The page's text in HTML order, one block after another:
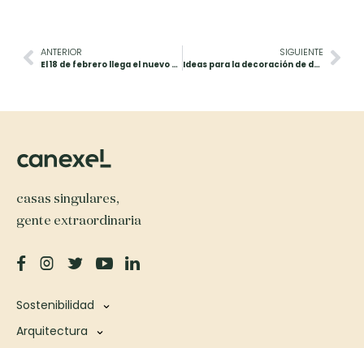
ANTERIOR
El 18 de febrero llega el nuevo Openhouse de Canexel
SIGUIENTE
Ideas para la decoración de dormitorios
casas singulares,
gente extraordinaria
Sostenibilidad
Arquitectura